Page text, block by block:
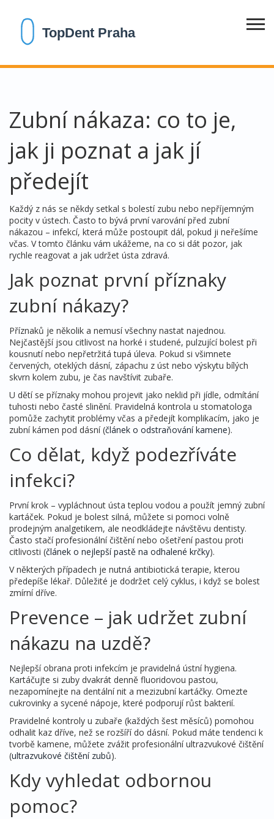
Zubní nákaza: co to je,
jak ji poznat a jak jí
předejít
Každý z nás se někdy setkal s bolestí zubu nebo nepříjemným
pocity v ústech. Často to bývá první varování před zubní
nákazou – infekcí, která může postoupit dál, pokud ji neřešíme
včas. V tomto článku vám ukážeme, na co si dát pozor, jak
rychle reagovat a jak udržet ústa zdravá.
Jak poznat první příznaky
zubní nákazy?
Příznaků je několik a nemusí všechny nastat najednou.
Nejčastější jsou citlivost na horké i studené, pulzující bolest při
kousnutí nebo nepřetržitá tupá úleva. Pokud si všimnete
červených, oteklých dásní, zápachu z úst nebo výskytu bílých
skvrn kolem zubu, je čas navštívit zubaře.
U dětí se příznaky mohou projevit jako neklid při jídle, odmítání
tuhosti nebo časté slinění. Pravidelná kontrola u stomatologa
pomůže zachytit problémy včas a předejít komplikacím, jako je
zubní kámen pod dásní (článek o odstraňování kamene).
Co dělat, když podezříváte
infekci?
První krok – vypláchnout ústa teplou vodou a použít jemný zubní
kartáček. Pokud je bolest silná, můžete si pomoci volně
prodejným analgetikem, ale neodkládejte návštěvu dentisty.
Často stačí profesionální čištění nebo ošetření pastou proti
citlivosti (článek o nejlepší pastě na odhalené krčky).
V některých případech je nutná antibiotická terapie, kterou
předepíše lékař. Důležité je dodržet celý cyklus, i když se bolest
zmírní dříve.
Prevence – jak udržet zubní
nákazu na uzdě?
Nejlepší obrana proti infekcím je pravidelná ústní hygiena.
Kartáčujte si zuby dvakrát denně fluoridovou pastou,
nezapomínejte na dentální nit a mezizubní kartáčky. Omezte
cukrovinky a sycené nápoje, které podporují růst bakterií.
Pravidelné kontroly u zubaře (každých šest měsíců) pomohou
odhalit kaz dříve, než se rozšíří do dásní. Pokud máte tendenci k
tvorbě kamene, můžete zvážit profesionální ultrazvukové čištění
(ultrazvukové čištění zubů).
Kdy vyhledat odbornou
pomoc?